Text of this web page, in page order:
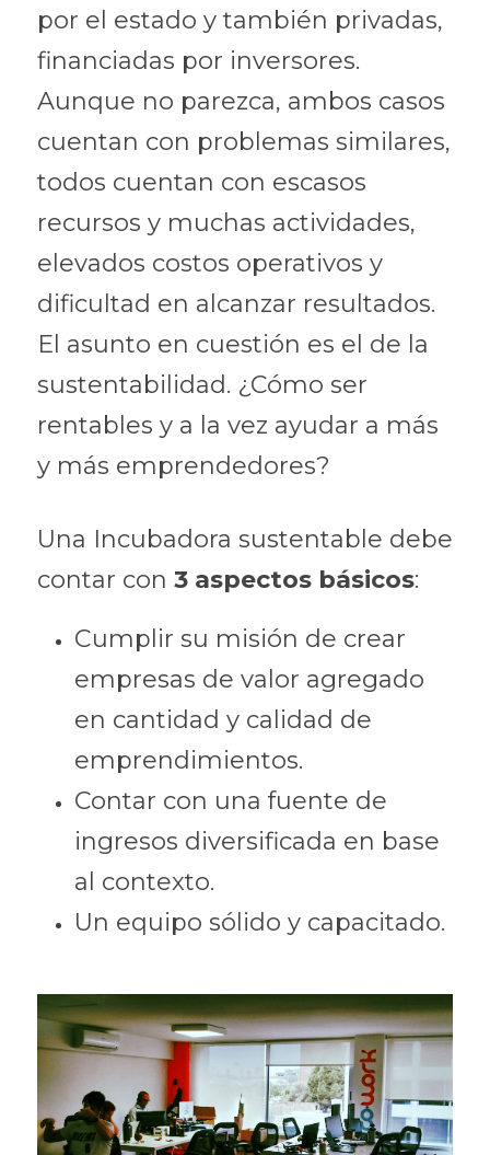
por el estado y también privadas,
financiadas por inversores.
Aunque no parezca, ambos casos
cuentan con problemas similares,
todos cuentan con escasos
recursos y muchas actividades,
elevados costos operativos y
dificultad en alcanzar resultados.
El asunto en cuestión es el de la
sustentabilidad. ¿Cómo ser
rentables y a la vez ayudar a más
y más emprendedores?
Una Incubadora sustentable debe
contar con 3 aspectos básicos:
Cumplir su misión de crear
empresas de valor agregado
en cantidad y calidad de
emprendimientos.
Contar con una fuente de
ingresos diversificada en base
al contexto.
Un equipo sólido y capacitado.